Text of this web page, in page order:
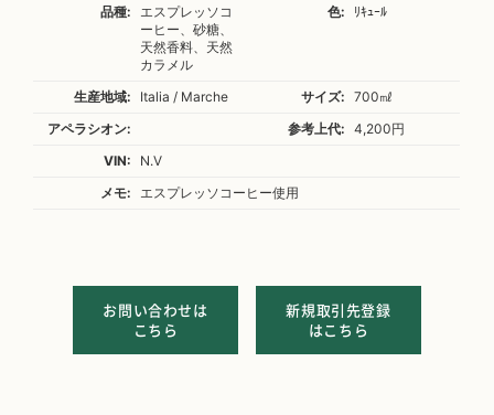
品種:
エスプレッソコ
ーヒー、砂糖、
天然香料、天然
カラメル
色: ﾘｷｭｰﾙ
生産地域: Italia / Marche サイズ:
700㎖
アペラシオン:
参考上代:
4,200円
VIN:
N.V
メモ:
エスプレッソコーヒー使用
お問い合わせは
こちら
新規取引先登録
はこちら